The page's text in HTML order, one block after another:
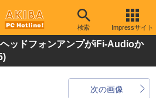
検索 Impressサイト
ッドフォンアンプがiFi-Audioか
次の画像